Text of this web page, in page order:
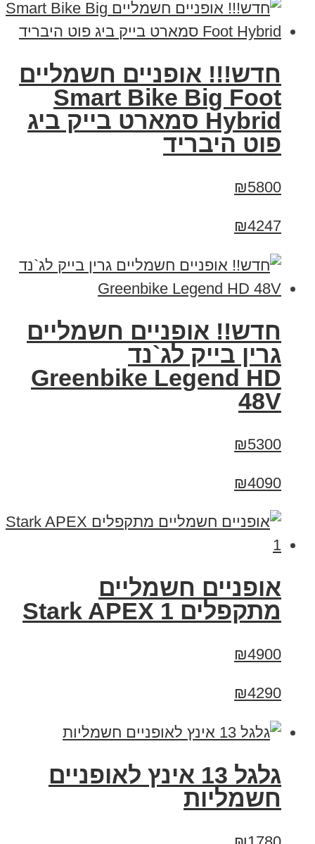
חדש!!! אופניים חשמליים
Smart Bike Big Foot
Hybrid סמארט בייק ביג
פוט היבריד
₪5800
₪4247
חדש!! אופניים חשמליים
גרין בייק לג`נד
Greenbike Legend HD
48V
₪5300
₪4090
‏אופניים חשמליים
‏מתקפלים Stark APEX 1
₪4900
₪4290
גלגל 13 אינץ לאופניים
חשמליות